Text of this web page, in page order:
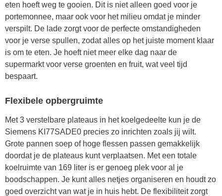
eten hoeft weg te gooien. Dit is niet alleen goed voor je
portemonnee, maar ook voor het milieu omdat je minder
verspilt. De lade zorgt voor de perfecte omstandigheden
voor je verse spullen, zodat alles op het juiste moment klaar
is om te eten. Je hoeft niet meer elke dag naar de
supermarkt voor verse groenten en fruit, wat veel tijd
bespaart.
Flexibele opbergruimte
Met 3 verstelbare plateaus in het koelgedeelte kun je de
Siemens KI77SADE0 precies zo inrichten zoals jij wilt.
Grote pannen soep of hoge flessen passen gemakkelijk
doordat je de plateaus kunt verplaatsen. Met een totale
koelruimte van 169 liter is er genoeg plek voor al je
boodschappen. Je kunt alles netjes organiseren en houdt zo
goed overzicht van wat je in huis hebt. De flexibiliteit zorgt